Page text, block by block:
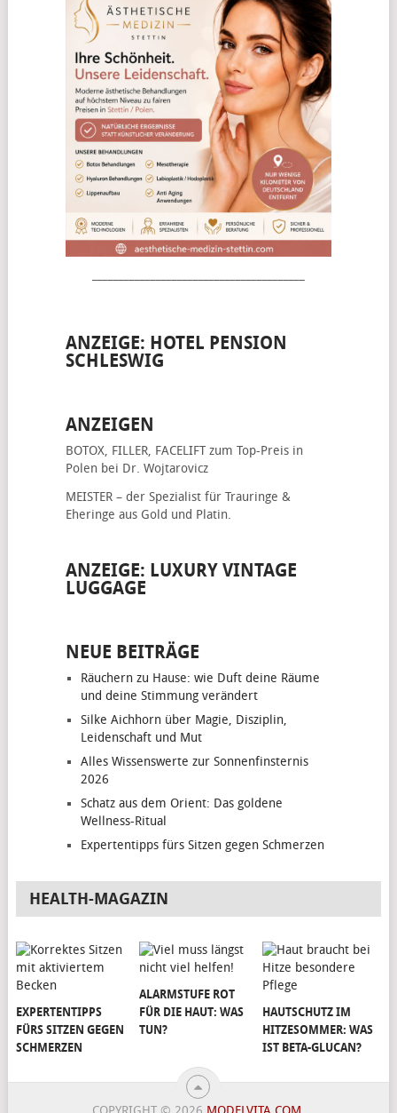
ANZEIGE: HOTEL PENSION
SCHLESWIG
ANZEIGEN
BOTOX, FILLER, FACELIFTzum Top-Preis in
Polen bei Dr. Wojtarovicz
MEISTER – der Spezialist für Trauringe &
Eheringe aus Gold und Platin.
ANZEIGE: LUXURY VINTAGE
LUGGAGE
NEUE BEITRÄGE
Räuchern zu Hause: wie Duft deine Räume
und deine Stimmung verändert
Silke Aichhorn über Magie, Disziplin,
Leidenschaft und Mut
Alles Wissenswerte zur Sonnenfinsternis
2026
Schatz aus dem Orient: Das goldene
Wellness-Ritual
Expertentipps fürs Sitzen gegen Schmerzen
HEALTH-MAGAZIN
EXPERTENTIPPS
FÜRS SITZEN GEGEN
SCHMERZEN
ALARMSTUFE ROT
FÜR DIE HAUT: WAS
TUN?
HAUTSCHUTZ IM
HITZESOMMER: WAS
IST BETA-GLUCAN?